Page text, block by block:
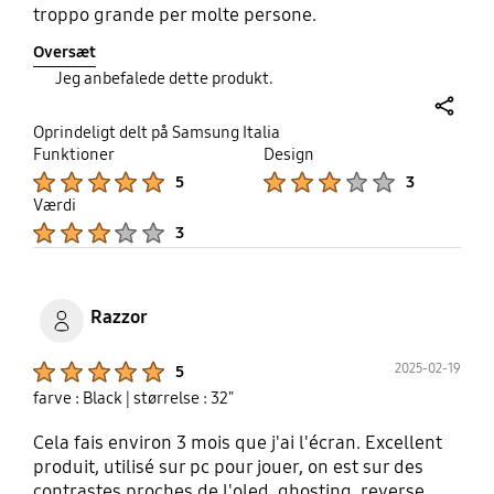
troppo grande per molte persone.
Oversæt
Jeg anbefalede dette produkt.
Oprindeligt delt på Samsung Italia
Funktioner
5
Design
3
Værdi
3
Razzor
5 2025-02-19
farve : Black | størrelse : 32"
Cela fais environ 3 mois que j'ai l'écran. Excellent
produit, utilisé sur pc pour jouer, on est sur des